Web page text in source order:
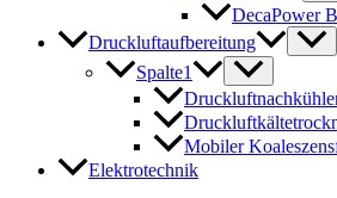
DecaPower
Druckluftaufbereitung
Spalte1
Mobiler
Elektrotechnik